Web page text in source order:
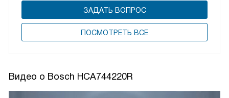
ЗАДАТЬ ВОПРОС
ПОCМОТРЕТЬ ВСЕ
Видео о Bosch HCA744220R